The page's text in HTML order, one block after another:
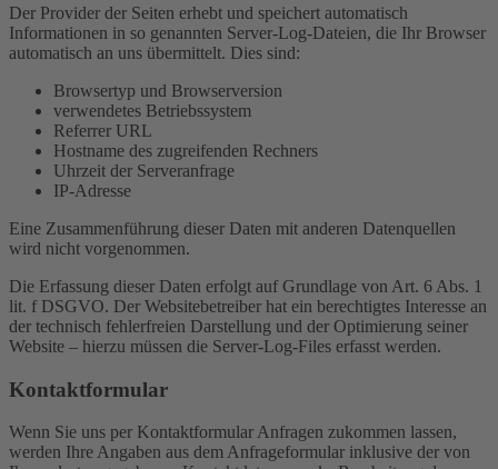
Der Provider der Seiten erhebt und speichert automatisch
Informationen in so genannten Server-Log-Dateien, die Ihr Browser
automatisch an uns übermittelt. Dies sind:
Browsertyp und Browserversion
verwendetes Betriebssystem
Referrer URL
Hostname des zugreifenden Rechners
Uhrzeit der Serveranfrage
IP-Adresse
Eine Zusammenführung dieser Daten mit anderen Datenquellen
wird nicht vorgenommen.
Die Erfassung dieser Daten erfolgt auf Grundlage von Art. 6 Abs. 1
lit. f DSGVO. Der Websitebetreiber hat ein berechtigtes Interesse an
der technisch fehlerfreien Darstellung und der Optimierung seiner
Website – hierzu müssen die Server-Log-Files erfasst werden.
Kontaktformular
Wenn Sie uns per Kontaktformular Anfragen zukommen lassen,
werden Ihre Angaben aus dem Anfrageformular inklusive der von